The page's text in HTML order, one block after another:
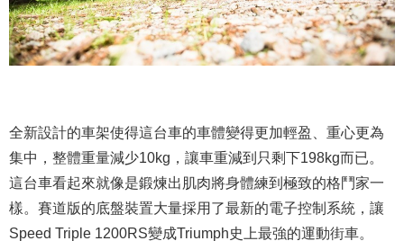
全新設計的車架使得這台車的車體變得更加輕盈、重心更為
集中，整體重量減少10kg，讓車重減到只剩下198kg而已。
這台車看起來就像是鍛煉出肌肉將身體練到極致的格鬥家一
樣。賽道版的底盤裝置大量採用了最新的電子控制系統，讓
Speed Triple 1200RS變成Triumph史上最強的運動街車。